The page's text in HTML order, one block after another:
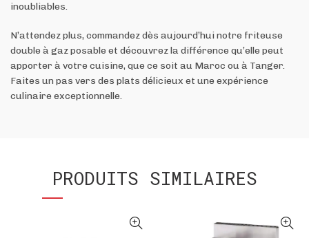
inoubliables.
N’attendez plus, commandez dès aujourd’hui notre friteuse
double à gaz posable et découvrez la différence qu’elle peut
apporter à votre cuisine, que ce soit au Maroc ou à Tanger.
Faites un pas vers des plats délicieux et une expérience
culinaire exceptionnelle.
PRODUITS SIMILAIRES